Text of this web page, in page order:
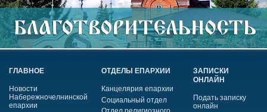
ГЛАВНОЕ
Новости
Набережночелнинской
епархии
ОТДЕЛЫ ЕПАРХИИ
Канцелярия епархии
Социальный отдел
ЗАПИСКИ
ОНЛАЙН
Подать записку
онлайн